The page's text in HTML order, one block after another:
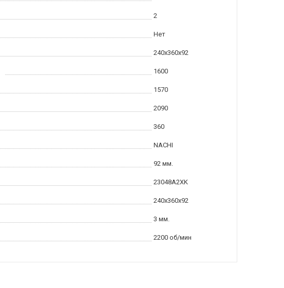
2
Нет
240x360x92
1600
1570
2090
360
NACHI
92 мм.
23048A2XK
240x360x92
3 мм.
2200 об/мин